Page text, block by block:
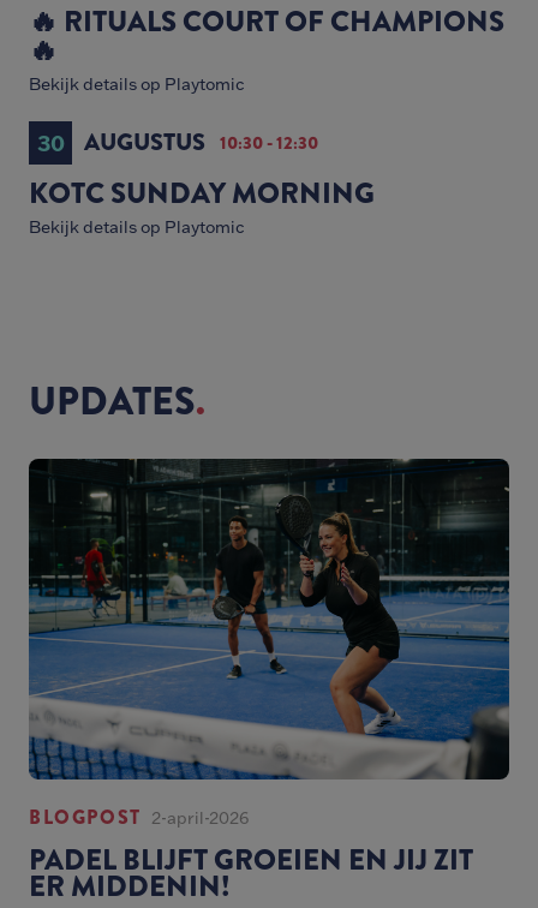
🔥 RITUALS COURT OF CHAMPIONS
🔥
Bekijk details op Playtomic
30 AUGUSTUS 10:30 - 12:30
KOTC SUNDAY MORNING
Bekijk details op Playtomic
UPDATES
BLOGPOST 2-april-2026
PADEL BLIJFT GROEIEN EN JIJ ZIT
ER MIDDENIN!